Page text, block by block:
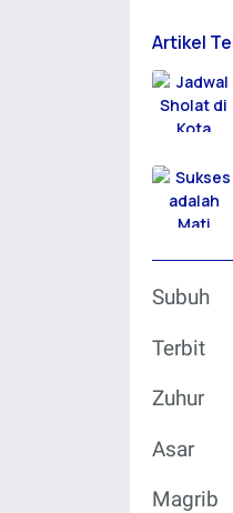
Artikel
Subuh
Terbit
Zuhur
Asar
Magrib